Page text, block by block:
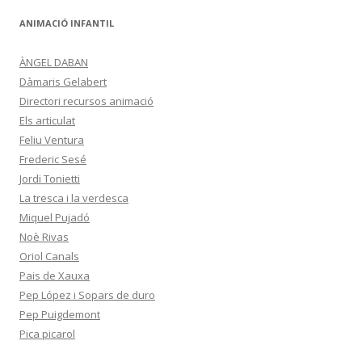
ANIMACIÓ INFANTIL
ÀNGEL DABAN
Dàmaris Gelabert
Directori recursos animació
Els articulat
Feliu Ventura
Frederic Sesé
Jordi Tonietti
La tresca i la verdesca
Miquel Pujadó
Noè Rivas
Oriol Canals
Pais de Xauxa
Pep López i Sopars de duro
Pep Puigdemont
Pica picarol